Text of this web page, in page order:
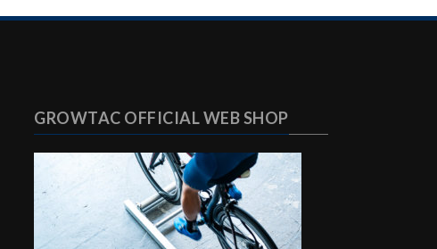
GROWTAC OFFICIAL WEB SHOP